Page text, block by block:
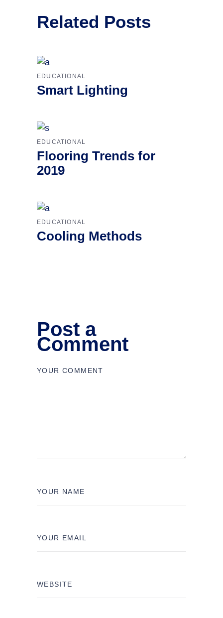
Related Posts
EDUCATIONAL
Smart Lighting
EDUCATIONAL
Flooring Trends for
2019
EDUCATIONAL
Cooling Methods
Post a
Comment